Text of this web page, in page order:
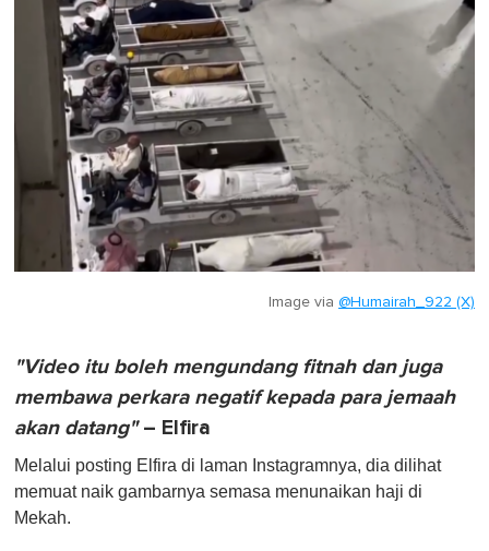
Image via @Humairah_922 (X)
"Video itu boleh mengundang fitnah dan juga
membawa perkara negatif kepada para jemaah
akan datang"– Elfira
Melalui posting Elfira di laman Instagramnya, dia dilihat
memuat naik gambarnya semasa menunaikan haji di
Mekah.